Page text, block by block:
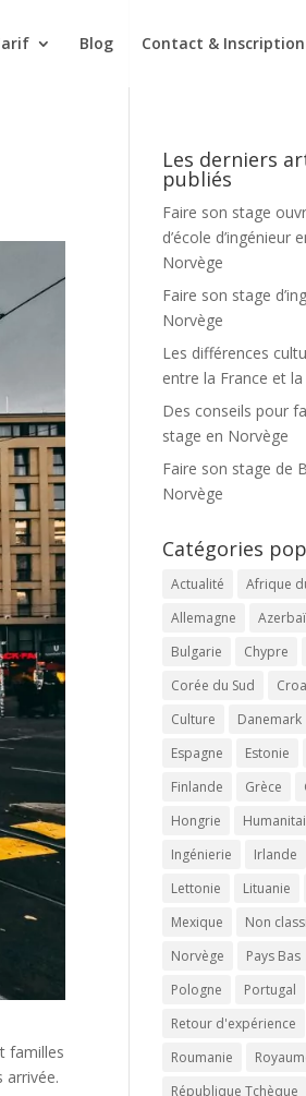
Blog Contact & Inscription
familles
arrivée.
Les derniers
publiés
Faire son stage
d’école d’ingénieur
Norvège
Faire son stage
Norvège
Les différences
entre la France et
Des conseils pour
stage en Norvège
Faire son stage de
Norvège
Catégories
Actualité
Afrique
Allemagne
Bulgarie
Chypre
Corée du Sud
Culture
Danemark
Espagne
Estonie
Finlande
Grèce
Hongrie
Ingénierie
Irlande
Lettonie
Lituanie
Mexique
Non
Norvège
Pays Bas
Pologne
Portugal
Retour d'expérience
Roumanie
République Tchèque